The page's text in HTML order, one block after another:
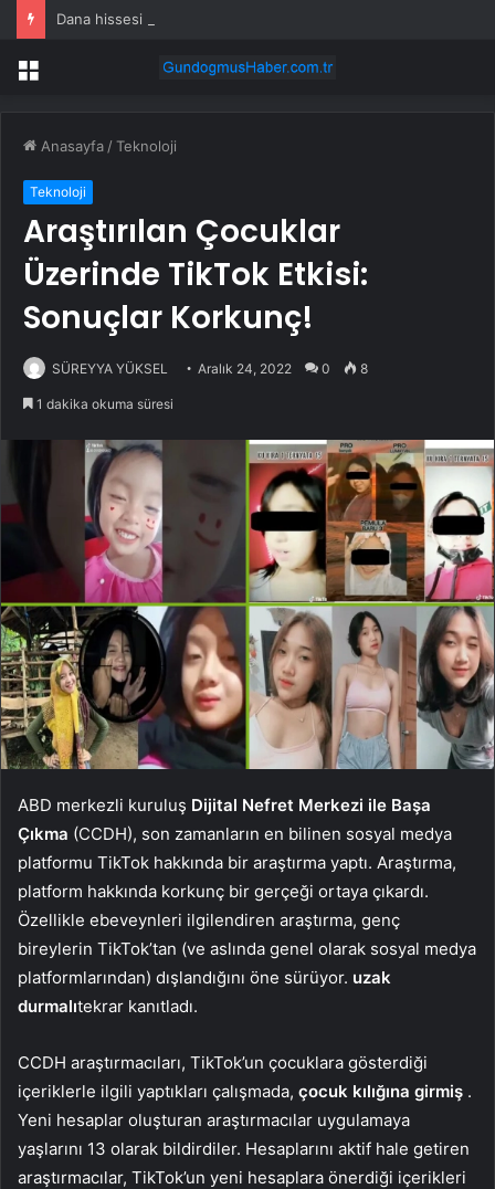
Dana hissesi bugün neden yükseliyor?
Menü
Anasayfa /Teknoloji
Teknoloji
Araştırılan Çocuklar
Üzerinde TikTok Etkisi:
Sonuçlar Korkunç!
SÜREYYA YÜKSEL Aralık 24, 2022 0 8
1 dakika okuma süresi
ABD merkezli kuruluş Dijital Nefret Merkezi ile Başa
Çıkma (CCDH), son zamanların en bilinen sosyal medya
platformu TikTok hakkında bir araştırma yaptı. Araştırma,
platform hakkında korkunç bir gerçeği ortaya çıkardı.
Özellikle ebeveynleri ilgilendiren araştırma, genç
bireylerin TikTok’tan (ve aslında genel olarak sosyal medya
platformlarından) dışlandığını öne sürüyor. uzak
durmalıtekrar kanıtladı.
CCDH araştırmacıları, TikTok’un çocuklara gösterdiği
içeriklerle ilgili yaptıkları çalışmada, çocuk kılığına girmiş .
Yeni hesaplar oluşturan araştırmacılar uygulamaya
yaşlarını 13 olarak bildirdiler. Hesaplarını aktif hale getiren
araştırmacılar, TikTok’un yeni hesaplara önerdiği içerikleri